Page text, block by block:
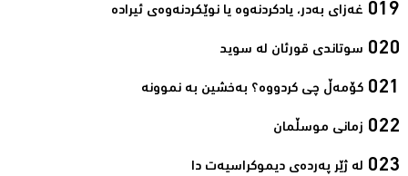
غەزای بەدر، یادکردنەوە یا نوێکردنەوەی ئیرادە‌
سوتاندى قورئان لە سوید‌
کۆمەڵ چی کردووە؟ بەخشین بە نموونە‌
زمانی موسڵمان‌
لە ژێر پەردەی دیموکراسیەت دا‌